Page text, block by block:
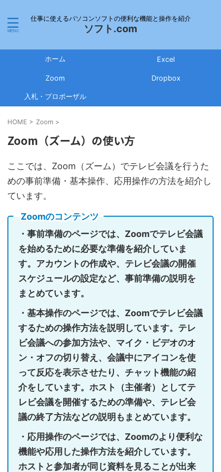
仕事に使えるパソコンソフトの便利な機能と操作を紹介
ソフト.com
ホーム Excel
Zoom Dropbox
入札・プロポーザル
HOME > Zoom >
Zoom（ズーム）の使い方
ここでは、Zoom（ズーム）でテレビ会議を行うた
めの事前準備・基本操作、応用操作の方法を紹介し
ています。
Zoomのコンテンツ
・事前準備のページでは、Zoomでテレビ会議
を始めるために必要な準備を紹介していま
す。アカウントの作成や、テレビ会議の開催
スケジュールの設定など、事前準備の説明を
まとめています。
・基本操作のページでは、Zoomでテレビ会議
するための操作方法を説明しています。テレ
ビ会議への参加方法や、マイク・ビデオのオ
ン・オフの切り替え、会議中にアイコンを使
って反応を表示させたり、チャット機能の紹
介をしています。ホスト（主催者）としてテ
レビ会議を開催するための準備や、テレビ会
議の終了方法などの説明もまとめています。
・応用操作のページでは、Zoomのより便利な
機能や応用した操作方法を紹介しています。
ホストと参加者が同じ資料を見ることが出来